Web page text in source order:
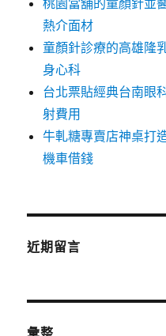
桃園當舖的童顏針並
熱介面材
童顏針診療的高雄隆
身心科
台北票貼經典台南眼
射費用
牛軋糖專賣店神桌打
機車借錢
近期留言